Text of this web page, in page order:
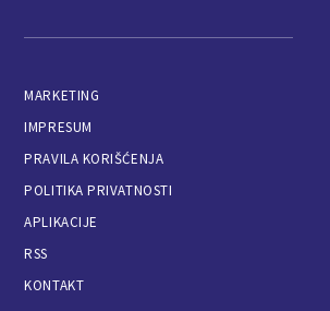
MARKETING
IMPRESUM
PRAVILA KORIŠĆENJA
POLITIKA PRIVATNOSTI
APLIKACIJE
RSS
KONTAKT